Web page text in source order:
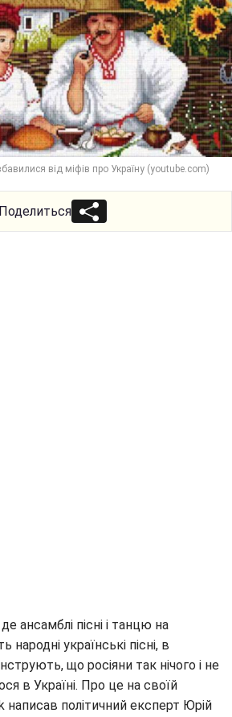
від міфів про Україну (youtube.com)
Поделиться
ансамблі пісні і танцю на
українські пісні, в
що росіяни так нічого і не
в Україні. Про це на своїй
написав політичний експерт Юрій